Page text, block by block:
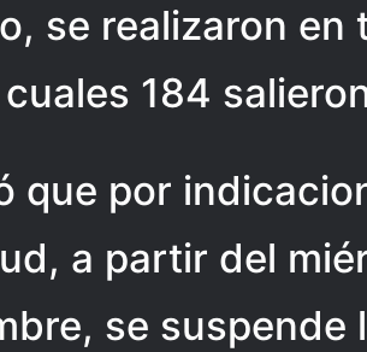
se realizaron
184
que por
a partir del
se suspende